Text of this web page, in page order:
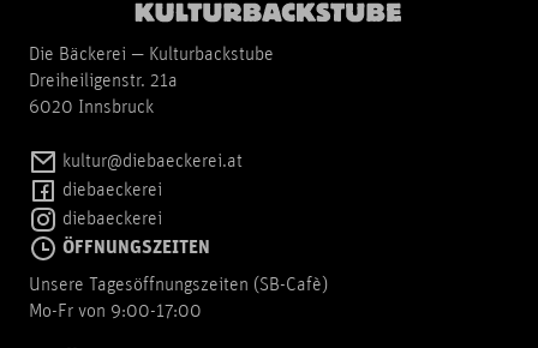
Die Bäckerei — Kulturbackstube
Dreiheiligenstr. 21a
6020 Innsbruck
kultur@diebaeckerei.at
diebaeckerei
diebaeckerei
ÖFFNUNGSZEITEN
Unsere Tagesöffnungszeiten (SB-Cafè)
Mo-Fr von 9:00-17:00